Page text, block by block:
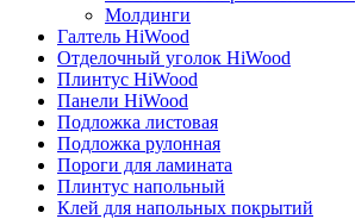
Молдинги
Галтель HiWood
Отделочный уголок HiWood
Плинтус HiWood
Панели HiWood
Подложка листовая
Подложка рулонная
Пороги для ламината
Плинтус напольный
Клей для напольных покрытий